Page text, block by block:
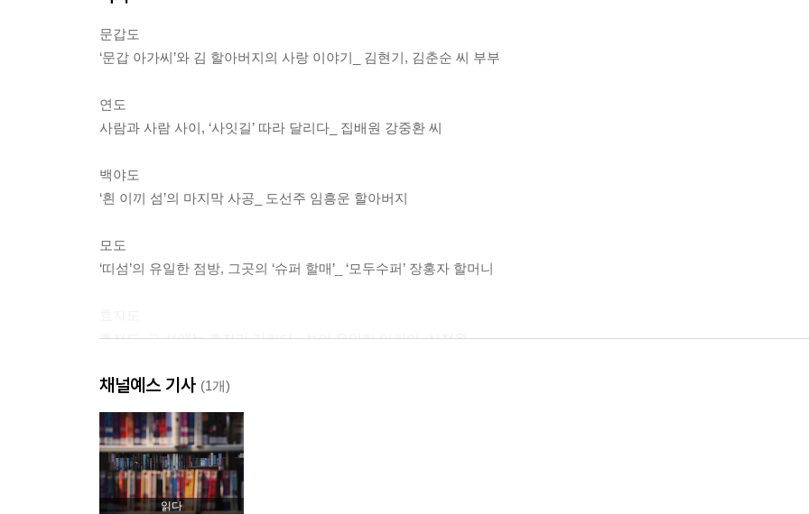
문갑도
‘문갑 아가씨’와 김 할아버지의 사랑 이야기_ 김현기, 김춘순 씨 부부
연도
사람과 사람 사이, ‘사잇길’ 따라 달리다_ 집배원 강중환 씨
백야도
‘흰 이끼 섬’의 마지막 사공_ 도선주 임흥운 할아버지
모도
‘띠섬’의 유일한 점방, 그곳의 ‘슈퍼 할매’_ ‘모두수퍼’ 장홍자 할머니
효자도, 그 섬에는 효자가 자란다_ 섬의 유일한 어린이, 신정원
남해도
유년의 기억 속에 등대를 세우고_ 미조초등학교 아이들
웅도
먼 세상을 떠돌다 돌아온 섬 토박이_ 김용호 할아버지
채널예스 기사 (1개)
읽다